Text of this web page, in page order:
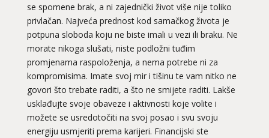
se spomene brak, a ni zajednički život više nije toliko
privlačan. Najveća prednost kod samačkog života je
potpuna sloboda koju ne biste imali u vezi ili braku. Ne
morate nikoga slušati, niste podložni tuđim
promjenama raspoloženja, a nema potrebe ni za
kompromisima. Imate svoj mir i tišinu te vam nitko ne
govori što trebate raditi, a što ne smijete raditi. Lakše
usklađujte svoje obaveze i aktivnosti koje volite i
možete se usredotočiti na svoj posao i svu svoju
energiju usmjeriti prema karijeri. Financijski ste